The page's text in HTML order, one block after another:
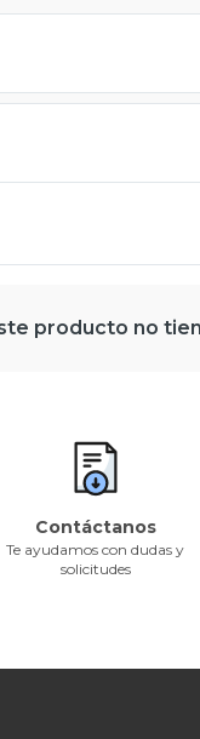
producto no
Contáctanos
Te ayudamos con dudas y
solicitudes